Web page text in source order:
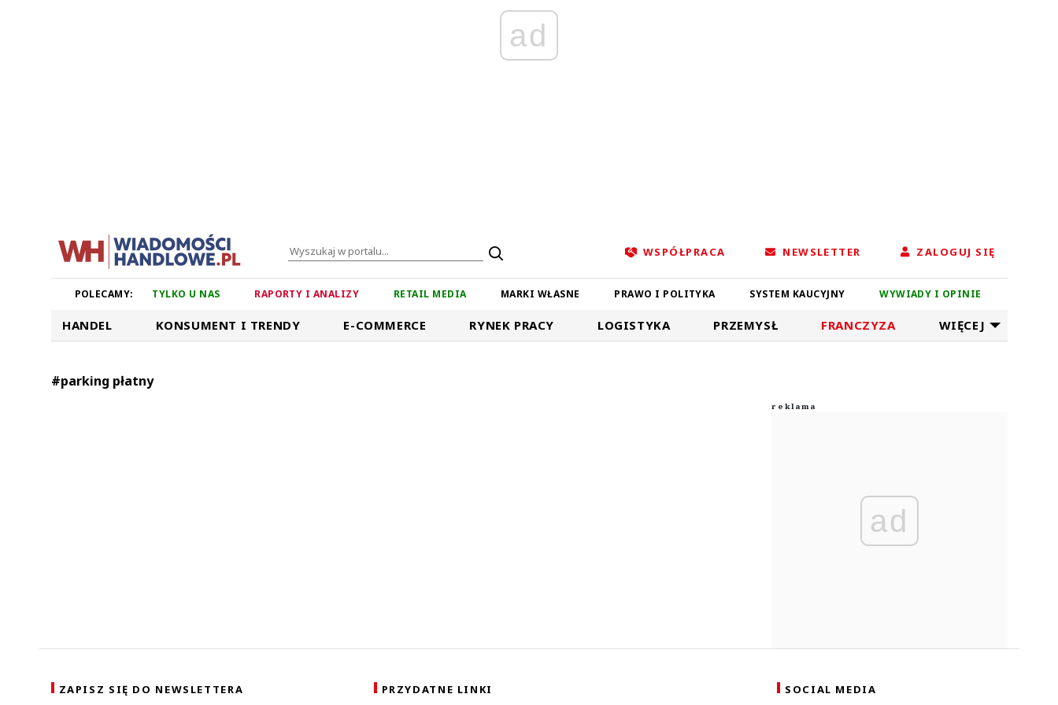
ad
WSPÓŁPRACA NEWSLETTER ZALOGUJ SIĘ
POLECAMY: TYLKO U NAS RAPORTY I ANALIZY RETAIL MEDIA MARKI WŁASNE PRAWO I POLITYKA SYSTEM KAUCYJNY WYWIADY I OPINIE
HANDEL KONSUMENT I TRENDY E-COMMERCE RYNEK PRACY LOGISTYKA PRZEMYSŁ FRANCZYZA WIĘCEJ
#parking płatny
ad
ZAPISZ SIĘ DO NEWSLETTERA PRZYDATNE LINKI SOCIAL MEDIA